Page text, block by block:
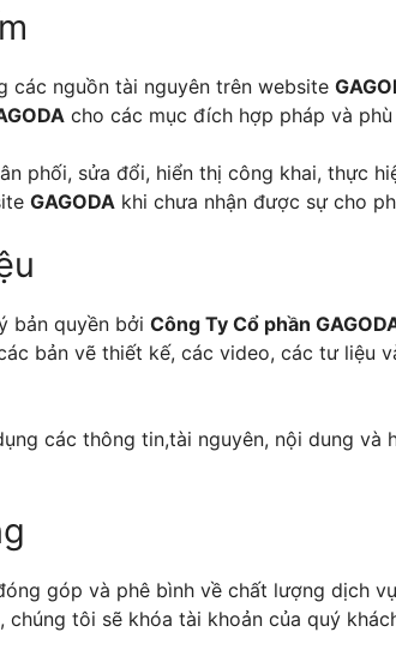
các nguồn tài nguyên trên website
cho các mục đích hợp pháp và
phối, sửa đổi, hiển thị công khai, thực
GAGODA khi chưa nhận được sự cho
bản quyền bởi Công Ty Cổ phần
bản vẽ thiết kế, các video, các tư
các thông tin,tài nguyên, nội dung
góp và phê bình về chất lượng dịch
tôi sẽ khóa tài khoản của quý